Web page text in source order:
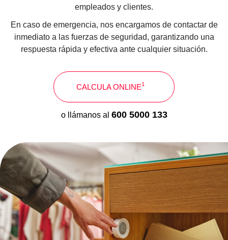
empleados y clientes.
En caso de emergencia, nos encargamos de contactar de
inmediato a las fuerzas de seguridad, garantizando una
respuesta rápida y efectiva ante cualquier situación.
CALCULA ONLINE1
o llámanos al 600 5000 133